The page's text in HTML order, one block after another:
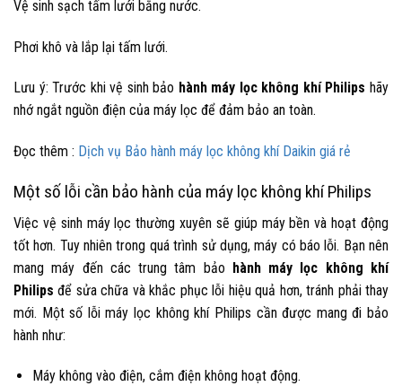
Vệ sinh sạch tấm lưới bằng nước.
Phơi khô và lắp lại tấm lưới.
Lưu ý: Trước khi vệ sinh bảo hành máy lọc không khí Philips hãy
nhớ ngắt nguồn điện của máy lọc để đảm bảo an toàn.
Đọc thêm : Dịch vụ Bảo hành máy lọc không khí Daikin giá rẻ
Một số lỗi cần bảo hành của máy lọc không khí Philips
Việc vệ sinh máy lọc thường xuyên sẽ giúp máy bền và hoạt động
tốt hơn. Tuy nhiên trong quá trình sử dụng, máy có báo lỗi. Bạn nên
mang máy đến các trung tâm bảo hành máy lọc không khí
Philips để sửa chữa và khắc phục lỗi hiệu quả hơn, tránh phải thay
mới. Một số lỗi máy lọc không khí Philips cần được mang đi bảo
hành như:
Máy không vào điện, cắm điện không hoạt động.